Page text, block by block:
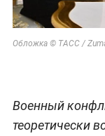
Обложка © ТАСС /
Военный
теоретически